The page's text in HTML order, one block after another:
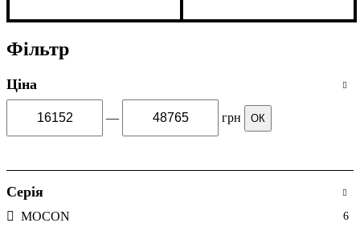
Фільтр
Ціна
— грн ОК
Серія
MOCON 6